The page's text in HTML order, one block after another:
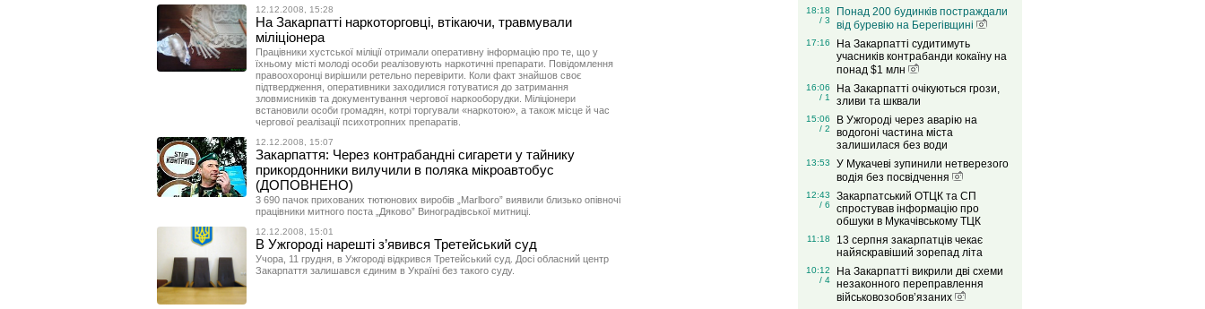
12.12.2008, 15:28
На Закарпатті наркоторговці, втікаючи, травмували
міліціонера
Працівники хустської міліції отримали оперативну інформацію про те, що у
їхньому місті молоді особи реалізовують наркотичні препарати. Повідомлення
правоохоронці вирішили ретельно перевірити. Коли факт знайшов своє
підтвердження, оперативники заходилися готуватися до затримання
зловмисників та документування чергової наркооборудки. Міліціонери
встановили особи громадян, котрі торгували «наркотою», а також місце й час
чергової реалізації психотропних препаратів.
12.12.2008, 15:07
Закарпаття: Через контрабандні сигарети у тайнику
прикордонники вилучили в поляка мікроавтобус
(ДОПОВНЕНО)
3 690 пачок прихованих тютюнових виробів „Мarlboro” виявили близько опівночі
працівники митного поста „Дяково” Виноградівської митниці.
12.12.2008, 15:01
В Ужгороді нарешті з’явився Третейський суд
Учора, 11 грудня, в Ужгороді відкрився Третейський суд. Досі обласний центр
Закарпаття залишався єдиним в Україні без такого суду.
18:18
/ 3
Понад 200 будинків постраждали
від буревію на Берегівщині
17:16
На Закарпатті судитимуть
учасників контрабанди кокаїну на
понад $1 млн
16:06
/ 1
На Закарпатті очікуються грози,
зливи та шквали
15:06
/ 2
В Ужгороді через аварію на
водогоні частина міста
залишилася без води
13:53
У Мукачеві зупинили нетверезого
водія без посвідчення
12:43
/ 6
Закарпатський ОТЦК та СП
спростував інформацію про
обшуки в Мукачівському ТЦК
11:18
13 серпня закарпатців чекає
найяскравіший зорепад літа
10:12
/ 4
На Закарпатті викрили дві схеми
незаконного переправлення
військовозобов’язаних